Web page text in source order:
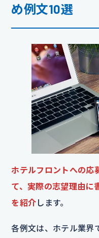
め例文10選
ホテルフロントへの応
て、実際の志望理由に
を紹介 します。
各例文は、ホテル業界